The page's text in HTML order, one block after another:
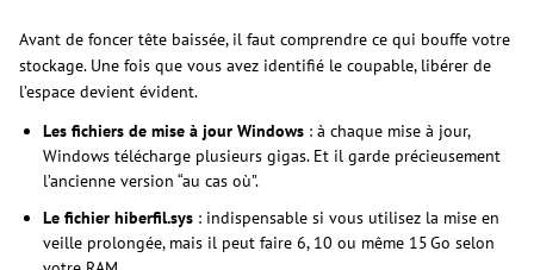
Avant de foncer tête baissée, il faut comprendre ce qui bouffe votre
stockage. Une fois que vous avez identifié le coupable, libérer de
l’espace devient évident.
Les fichiers de mise à jour Windows : à chaque mise à jour,
Windows télécharge plusieurs gigas. Et il garde précieusement
l’ancienne version “au cas où”.
Le fichier hiberfil.sys : indispensable si vous utilisez la mise en
veille prolongée, mais il peut faire 6, 10 ou même 15 Go selon